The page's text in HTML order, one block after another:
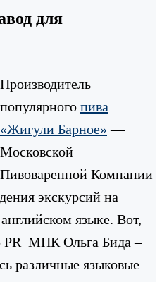
для
Производитель
популярного пива
«Жигули Барное» —
Московской
Пивоваренной Компании
экскурсий на
языке. Вот,
PR МПК Ольга Бида –
различные языковые